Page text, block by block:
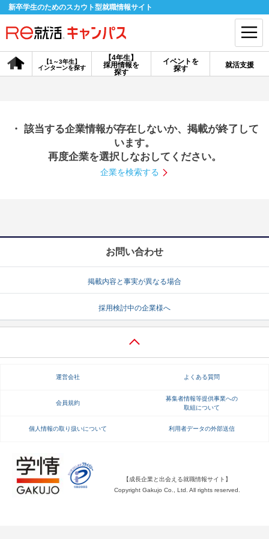
新卒学生のためのスカウト型就職情報サイト
【4年生】
採用情報を
探す
【1～3年生】
インターンを探す
イベントを
探す
就活支援
会員登録 ログイン
探す
【4年生】
説明会を探す
就活ノウハウ・サポート
就活ノウハウが満載！ お役立ち記事・相談室など
就活ニュースペーパー よくある質問
不明点があればこちら
・ 該当する企業情報が存在しないか、掲載が終了して
います。
再度企業を選択しなおしてください。
企業を検索する
お問い合わせ
掲載内容と事実が異なる場合
採用検討中の企業様へ
運営会社 よくある質問
会員規約
募集者情報等提供事業への
取組について
個人情報の取り扱いについて 利用者データの外部送信
【成長企業と出会える就職情報サイト】
Copyright Gakujo Co., Ltd. All rights reserved.